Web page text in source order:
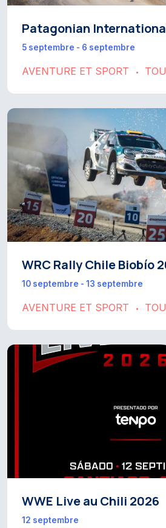
Patagonian
5 septembre - 6 septembre
AVENTURE ET SPORT •
WRC Rally Chile Biobío
10 septembre - 13 septembre
AVENTURE ET SPORT •
WWE Live au Chili 2026
12 septembre